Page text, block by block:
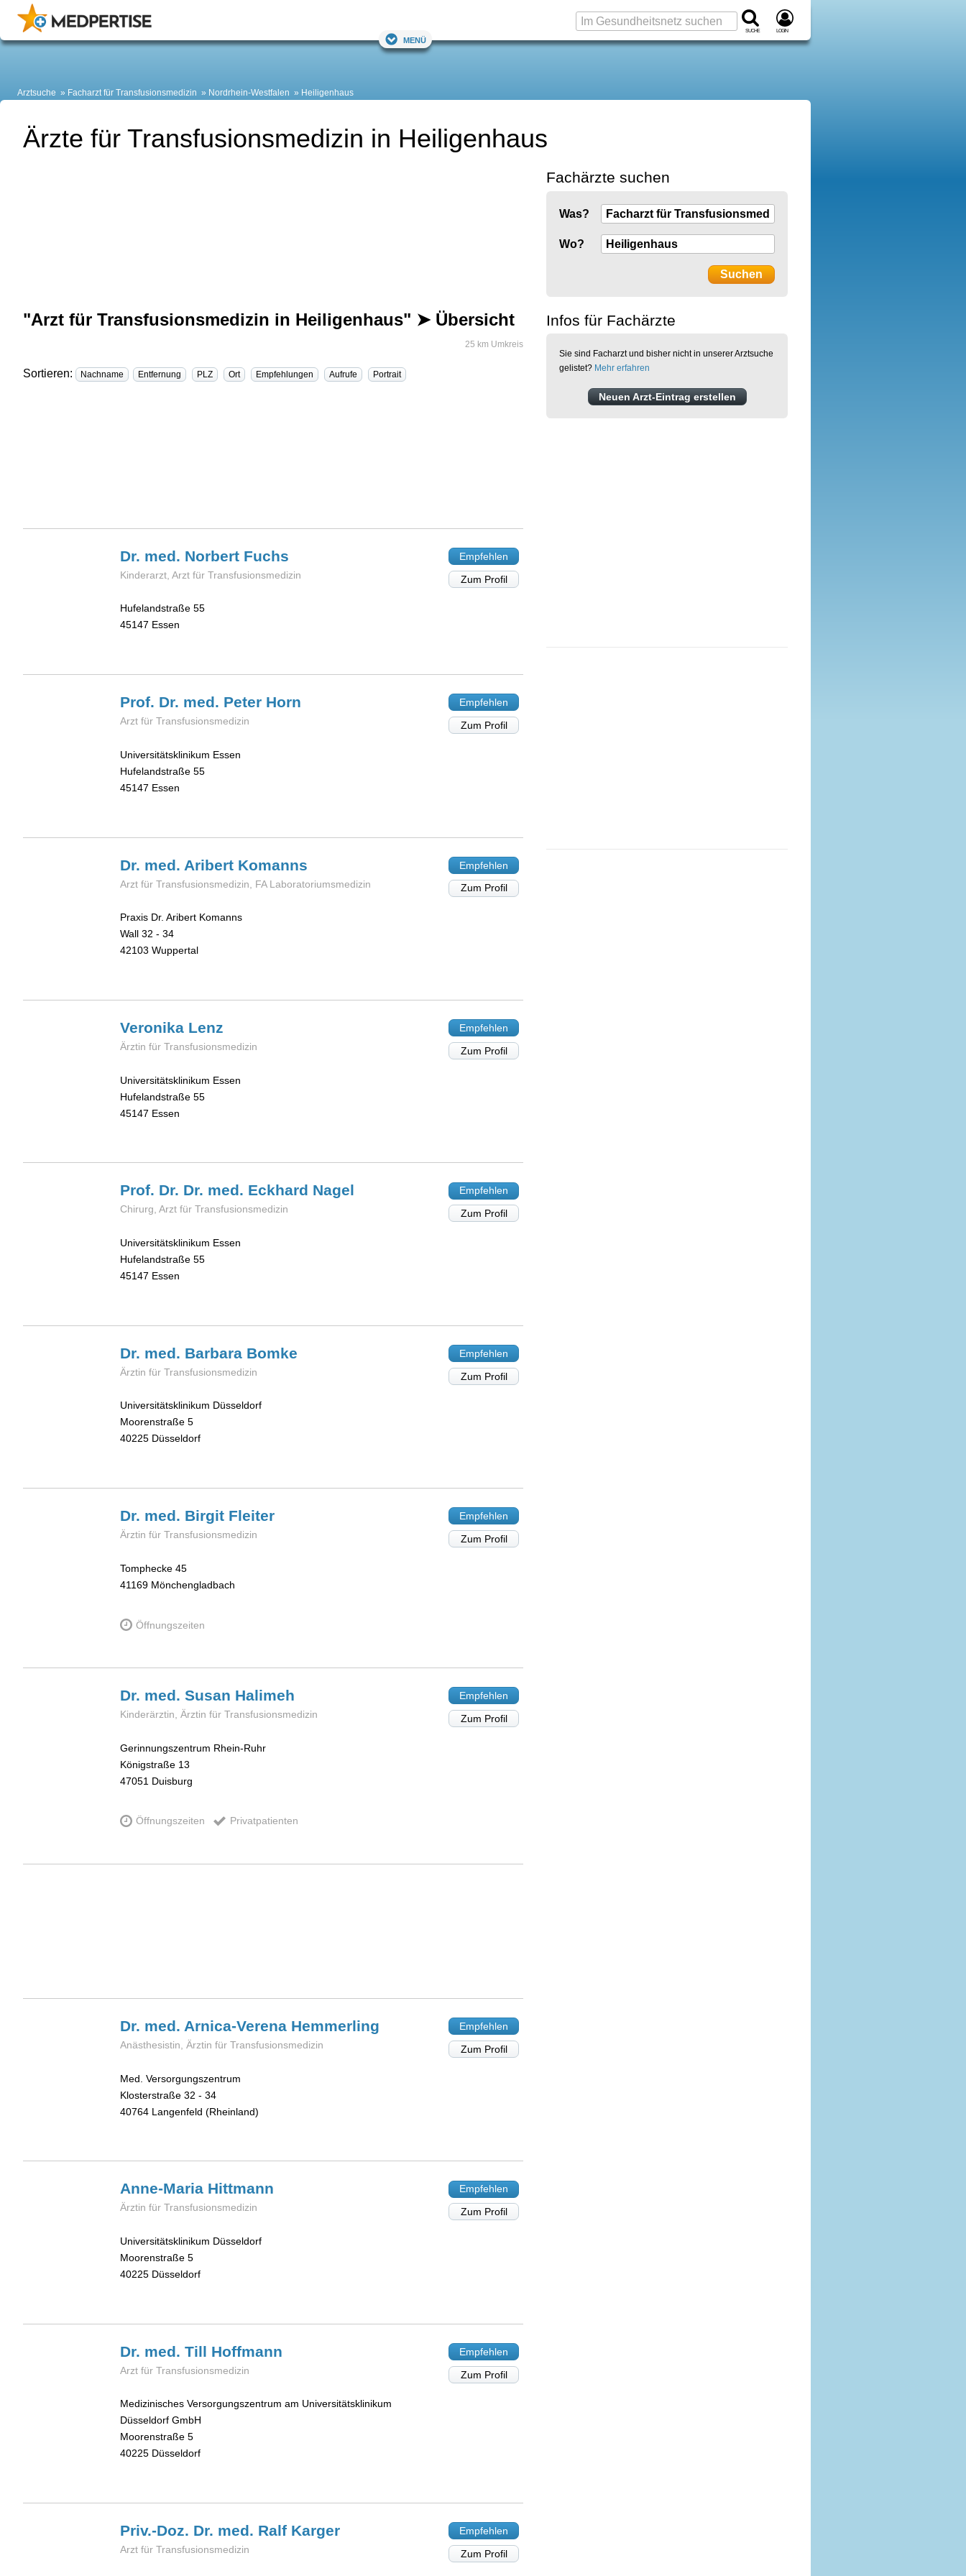
Suche Login
Menü
Arztsuche Facharzt für Transfusionsmedizin Nordrhein-Westfalen Heiligenhaus
Ärzte für Transfusionsmedizin in Heiligenhaus
"Arzt für Transfusionsmedizin in Heiligenhaus" ➤ Übersicht
25 km Umkreis
Sortieren: Nachname Entfernung PLZ Ort Empfehlungen Aufrufe Portrait
Dr. med. Norbert Fuchs
Kinderarzt, Arzt für Transfusionsmedizin
Hufelandstraße 55
45147 Essen
Empfehlen
Zum Profil
Prof. Dr. med. Peter Horn
Arzt für Transfusionsmedizin
Universitätsklinikum Essen
Hufelandstraße 55
45147 Essen
Empfehlen
Zum Profil
Dr. med. Aribert Komanns
Arzt für Transfusionsmedizin, FA Laboratoriumsmedizin
Praxis Dr. Aribert Komanns
Wall 32 - 34
42103 Wuppertal
Empfehlen
Zum Profil
Veronika Lenz
Ärztin für Transfusionsmedizin
Universitätsklinikum Essen
Hufelandstraße 55
45147 Essen
Empfehlen
Zum Profil
Prof. Dr. Dr. med. Eckhard Nagel
Chirurg, Arzt für Transfusionsmedizin
Universitätsklinikum Essen
Hufelandstraße 55
45147 Essen
Empfehlen
Zum Profil
Dr. med. Barbara Bomke
Ärztin für Transfusionsmedizin
Universitätsklinikum Düsseldorf
Moorenstraße 5
40225 Düsseldorf
Empfehlen
Zum Profil
Dr. med. Birgit Fleiter
Ärztin für Transfusionsmedizin
Tomphecke 45
41169 Mönchengladbach
Öffnungszeiten
Empfehlen
Zum Profil
Dr. med. Susan Halimeh
Kinderärztin, Ärztin für Transfusionsmedizin
Gerinnungszentrum Rhein-Ruhr
Königstraße 13
47051 Duisburg
Öffnungszeiten Privatpatienten
Empfehlen
Zum Profil
Dr. med. Arnica-Verena Hemmerling
Anästhesistin, Ärztin für Transfusionsmedizin
Med. Versorgungszentrum
Klosterstraße 32 - 34
40764 Langenfeld (Rheinland)
Empfehlen
Zum Profil
Anne-Maria Hittmann
Ärztin für Transfusionsmedizin
Universitätsklinikum Düsseldorf
Moorenstraße 5
40225 Düsseldorf
Empfehlen
Zum Profil
Dr. med. Till Hoffmann
Arzt für Transfusionsmedizin
Medizinisches Versorgungszentrum am Universitätsklinikum
Düsseldorf GmbH
Moorenstraße 5
40225 Düsseldorf
Empfehlen
Zum Profil
Priv.-Doz. Dr. med. Ralf Karger
Arzt für Transfusionsmedizin
Empfehlen
Zum Profil
Fachärzte suchen
Was?
Wo?
Infos für Fachärzte
Sie sind Facharzt und bisher nicht in unserer Arztsuche
gelistet? Mehr erfahren
Neuen Arzt-Eintrag erstellen